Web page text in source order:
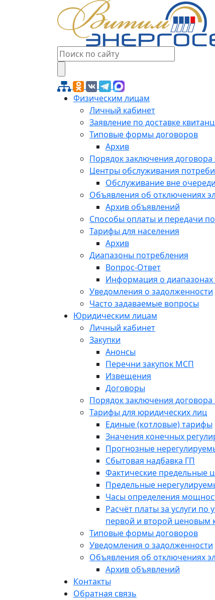
Физическим лицам
Личный кабинет
Заявление по доставке
Типовые формы договоров
Архив
Порядок заключения
Центры обслуживания
Обслуживание вне очереди
Объявления об отключениях
Архив объявлений
Способы оплаты и передачи
Тарифы для населения
Архив
Диапазоны потребления
Вопрос-Ответ
Информация о диапазонах
Уведомления о задолженности
Часто задаваемые вопросы
Юридическим лицам
Личный кабинет
Закупки
Анонсы
Перечни закупок МСП
Извещения
Договоры
Порядок заключения
Тарифы для юридических лиц
Единые (котловые) тарифы
Значения конечных
Прогнозные
Сбытовая надбавка ГП
Фактические предельные
Предельные
Часы определения
Расчёт платы за услуги
первой и второй ценовым
Типовые формы договоров
Уведомления о задолженности
Объявления об отключениях
Архив объявлений
Контакты
Обратная связь